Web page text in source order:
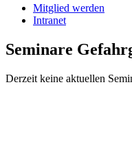
Mitglied werden
Intranet
Seminare
Derzeit keine aktuellen